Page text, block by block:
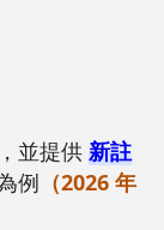
並提供 新註
例 （2026 年